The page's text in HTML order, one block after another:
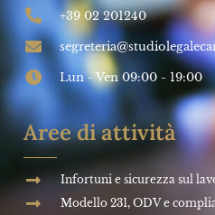
+39 02 201240
Lun - Ven 09:00 - 19:00
Aree di attività
Infortuni e sicurezza sul
Modello 231, ODV e